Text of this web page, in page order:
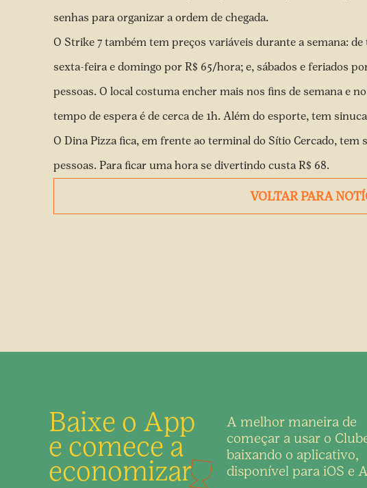
senhas para organizar a ordem de chegada.
O Strike 7 também tem preços variáveis durante a semana:
sexta-feira e domingo por R$ 65/hora; e, sábados e feriados
pessoas. O local costuma encher mais nos fins de semana e
tempo de espera é de cerca de 1h. Além do esporte, tem
O Dina Pizza fica, em frente ao terminal do Sítio Cercado, tem
pessoas. Para ficar uma hora se divertindo custa R$ 68.
VOLTAR PARA
Baixe o App
e comece a
economizar
A melhor maneira de
começar a usar o
baixando o aplicativo,
disponível para iOS e